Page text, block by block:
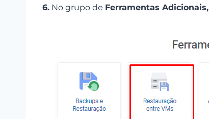
6. No grupo de Ferramentas Adicionais,